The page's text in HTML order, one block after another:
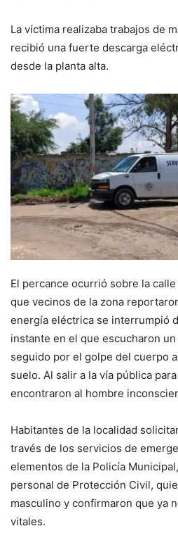
La víctima realizaba trabajos de
recibió una fuerte descarga
desde la planta alta.
El percance ocurrió sobre la
que vecinos de la zona
energía eléctrica se interrumpió
instante en el que escucharon
seguido por el golpe del cuerpo
suelo. Al salir a la vía pública
encontraron al hombre
Habitantes de la localidad
través de los servicios de
elementos de la Policía
personal de Protección Civil,
masculino y confirmaron que ya
vitales.